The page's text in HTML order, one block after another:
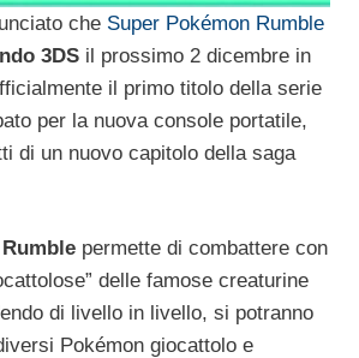
che Super Pokémon Rumble
3DS il prossimo 2 dicembre in
il primo titolo della serie
per la nuova console portatile,
di un nuovo capitolo della saga
permette di combattere con
delle famose creaturine
di livello in livello, si potranno
Pokémon giocattolo e